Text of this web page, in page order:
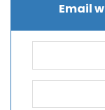
Email